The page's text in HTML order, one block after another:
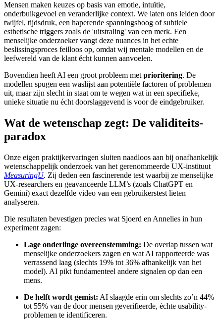
Mensen maken keuzes op basis van emotie, intuïtie,
onderbuikgevoel en veranderlijke context. We laten ons leiden door
twijfel, tijdsdruk, een haperende spanningsboog of subtiele
esthetische triggers zoals de 'uitstraling' van een merk. Een
menselijke onderzoeker vangt deze nuances in het echte
beslissingsproces feilloos op, omdat wij mentale modellen en de
leefwereld van de klant écht kunnen aanvoelen.
Bovendien heeft AI een groot probleem metprioritering. De
modellen spugen een waslijst aan potentiële factoren of problemen
uit, maar zijn slecht in staat om te wegen wat in een specifieke,
unieke situatie nu écht doorslaggevend is voor de eindgebruiker.
Wat de wetenschap zegt: De validiteits-
paradox
Onze eigen praktijkervaringen sluiten naadloos aan bij onafhankelijk
wetenschappelijk onderzoek van het gerenommeerde UX-instituut
MeasuringU. Zij deden een fascinerende test waarbij ze menselijke
UX-researchers en geavanceerde LLM’s (zoals ChatGPT en
Gemini) exact dezelfde video van een gebruikerstest lieten
analyseren.
Die resultaten bevestigen precies wat Sjoerd en Annelies in hun
experiment zagen:
Lage onderlinge overeenstemming: De overlap tussen wat
menselijke onderzoekers zagen en wat AI rapporteerde was
verrassend laag (slechts 19% tot 36% afhankelijk van het
model). AI pikt fundamenteel andere signalen op dan een
mens.
De helft wordt gemist: AI slaagde erin om slechts zo’n 44%
tot 55% van de door mensen geverifieerde, échte usability-
problemen te identificeren.